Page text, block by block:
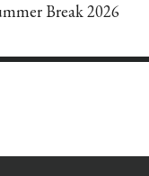
Break 2026